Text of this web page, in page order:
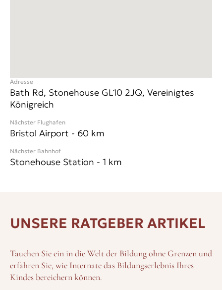
Adresse
Bath Rd, Stonehouse GL10 2JQ, Vereinigtes
Königreich
Nächster Flughafen
Bristol Airport - 60 km
Nächster Bahnhof
Stonehouse Station - 1 km
UNSERE RATGEBER ARTIKEL
Tauchen Sie ein in die Welt der Bildung ohne Grenzen und
erfahren Sie, wie Internate das Bildungserlebnis Ihres
Kindes bereichern können.